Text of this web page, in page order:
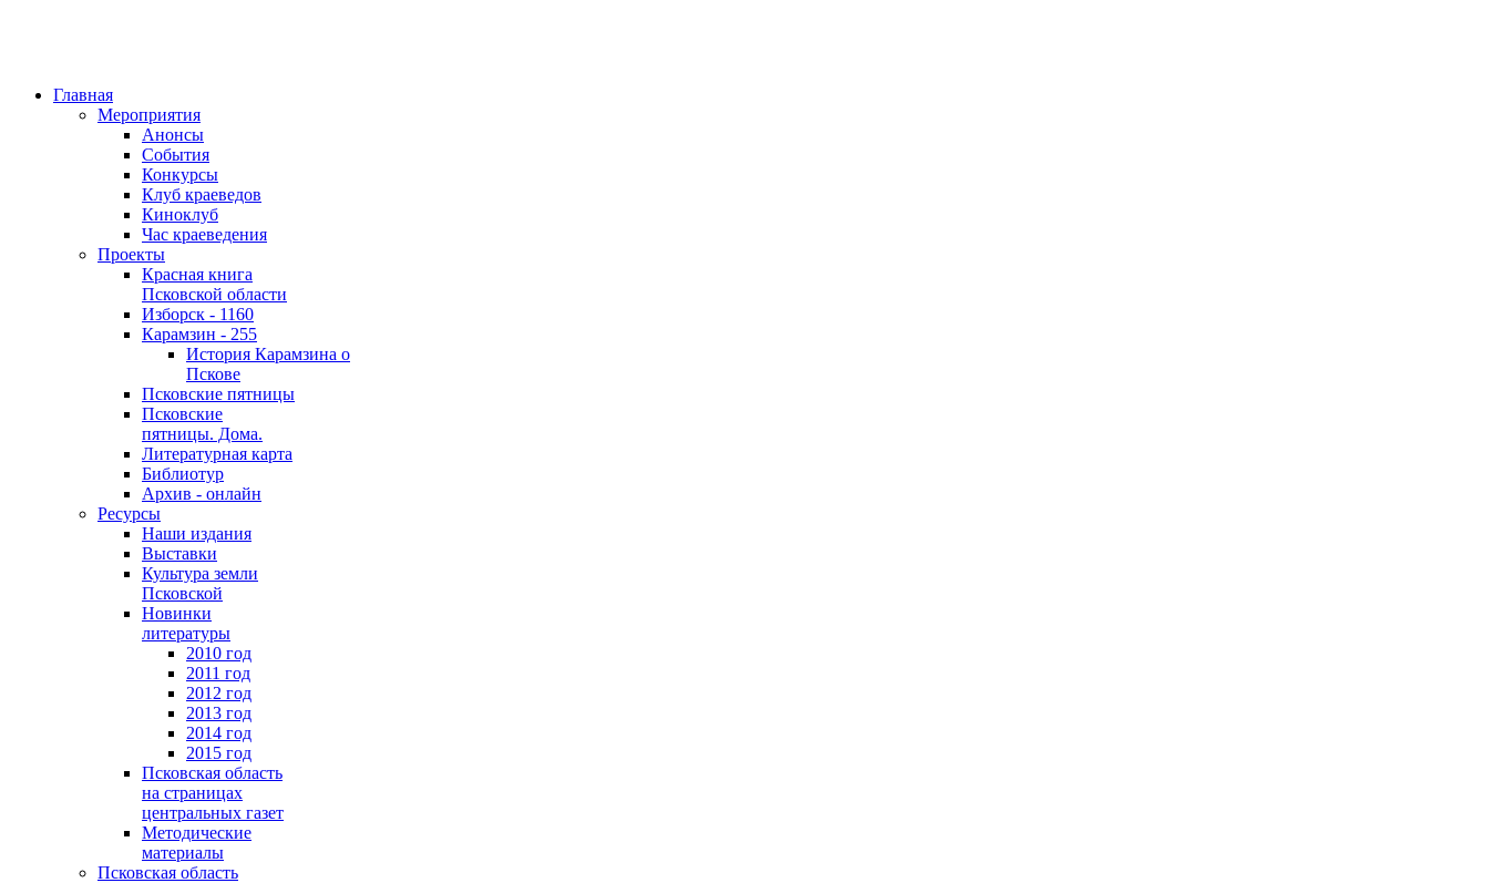
Главная
Мероприятия
Анонсы
События
Конкурсы
Клуб краеведов
Киноклуб
Час краеведения
Проекты
Красная книга
Псковской области
Изборск - 1160
Карамзин - 255
История Карамзина о
Пскове
Псковские пятницы
Псковские
пятницы. Дома.
Литературная карта
Библиотур
Архив - онлайн
Ресурсы
Наши издания
Выставки
Культура земли
Псковской
Новинки
литературы
2010 год
2011 год
2012 год
2013 год
2014 год
2015 год
Псковская область
на страницах
центральных газет
Методические
материалы
Псковская область